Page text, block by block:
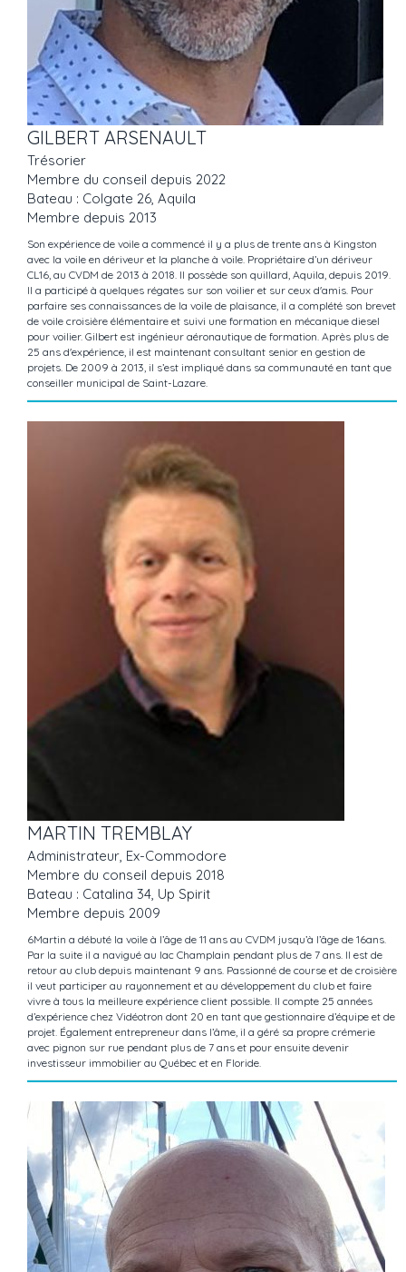
GILBERT ARSENAULT
Trésorier
Membre du conseil depuis 2022
Bateau : Colgate 26, Aquila
Membre depuis 2013
Son expérience de voile a commencé il y a plus de trente ans à Kingston
avec la voile en dériveur et la planche à voile. Propriétaire d’un dériveur
CL16, au CVDM de 2013 à 2018. Il possède son quillard, Aquila, depuis 2019.
Il a participé à quelques régates sur son voilier et sur ceux d'amis. Pour
parfaire ses connaissances de la voile de plaisance, il a complété son brevet
de voile croisière élémentaire et suivi une formation en mécanique diesel
pour voilier. Gilbert est ingénieur aéronautique de formation. Après plus de
25 ans d'expérience, il est maintenant consultant senior en gestion de
projets. De 2009 à 2013, il s’est impliqué dans sa communauté en tant que
conseiller municipal de Saint-Lazare.
MARTIN TREMBLAY
Administrateur, Ex-Commodore
Membre du conseil depuis 2018
Bateau : Catalina 34, Up Spirit
Membre depuis 2009
6Martin a débuté la voile à l’âge de 11 ans au CVDM jusqu’à l’âge de 16ans.
Par la suite il a navigué au lac Champlain pendant plus de 7 ans. Il est de
retour au club depuis maintenant 9 ans. Passionné de course et de croisière
il veut participer au rayonnement et au développement du club et faire
vivre à tous la meilleure expérience client possible. Il compte 25 années
d’expérience chez Vidéotron dont 20 en tant que gestionnaire d’équipe et de
projet. Également entrepreneur dans l’âme, il a géré sa propre crémerie
avec pignon sur rue pendant plus de 7 ans et pour ensuite devenir
investisseur immobilier au Québec et en Floride.